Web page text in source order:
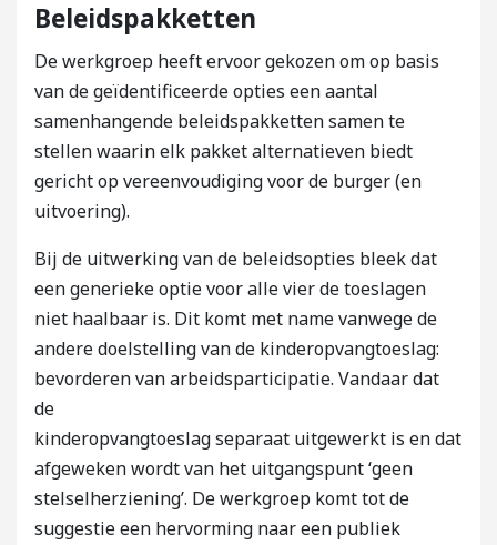
Beleidspakketten
De werkgroep heeft ervoor gekozen om op basis
van de geïdentificeerde opties een aantal
samenhangende beleidspakketten samen te
stellen waarin elk pakket alternatieven biedt
gericht op vereenvoudiging voor de burger (en
uitvoering).
Bij de uitwerking van de beleidsopties bleek dat
een generieke optie voor alle vier de toeslagen
niet haalbaar is. Dit komt met name vanwege de
andere doelstelling van de kinderopvangtoeslag:
bevorderen van arbeidsparticipatie. Vandaar dat
de
kinderopvangtoeslag separaat uitgewerkt is en dat
afgeweken wordt van het uitgangspunt ‘geen
stelselherziening’. De werkgroep komt tot de
suggestie een hervorming naar een publiek